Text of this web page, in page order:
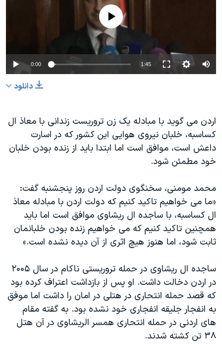
علم و فناوری
آرشیو پخش زنده
انتخابات ریاست جمهوری آمریکا ۲۰۲۴
حمله جمهوری اسلامی به اسرائیل
رمز مهسا
مجموعه مستندهای دادخواهی
تریبونال مردمی آبان ۹۸
دادگاه حمید نوری
قانون شفافیت دارائی کادر رهبری ایران
اعتراضات مردمی آبان ۹۸
اسرائیل در جنگ
نرگس محمدی برنده جایزه نوبل صلح
صفحه‌های ویژه
سفر پرزیدنت ترامپ به چین
زبانهای مختلف
No media source currently available
0:00 1:45
دانلود
اردن می گوید با مبادله یک زن تروریست زندانی با معاذ ال
کساسبه، خلبان نیروی هوایی این کشور که در اسارت
داعش است، موافق است اما ابتدا باید از زنده بودن خلبان
خود مطمئن شود.
محمد مومنی، سخنگوی دولت اردن روز پنجشنبه گفت:
«ما می خواهیم تاکید کنیم که دولت اردن با مبادله معاذ
ال کساسبه، با ساجده ال ریشاوی موافق است اما باید
همچنین تاکید کنیم که می خواهیم زنده بودن خلبانمان
ثابت شود، اما هنوز هیچ اثری از آن دیده نشده است.»
ساجده ال ریشاوی در حمله تروریستی ناکام در سال ۲۰۰۵
در اردن دخالت داشت. او پس از بازداشت اعتراف کرده بود
که قصد حمله انتحاری در هتلی در امان را داشت اما موفق
به انفجار جلیقه انفجاری خود نشده بود. به گفته مقام
های اردنی در حمله انتحاری همسر الریشاوی در آن هتل
۳۸ تن کشته شدند.